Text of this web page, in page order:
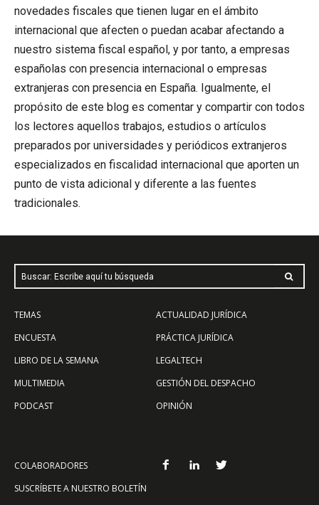
novedades fiscales que tienen lugar en el ámbito
internacional que afecten o puedan acabar afectando a
nuestro sistema fiscal español, y por tanto, a empresas
españolas con presencia internacional o empresas
extranjeras con presencia en España. Igualmente, el
propósito de este blog es comentar y compartir con todos
los lectores aquellos trabajos, estudios o artículos
preparados por universidades y periódicos extranjeros
especializados en fiscalidad internacional que aporten un
punto de vista adicional y diferente a las fuentes
tradicionales.
Buscar: Escribe aquí tu búsqueda
TEMAS
ENCUESTA
LIBRO DE LA SEMANA
MULTIMEDIA
PODCAST
ACTUALIDAD JURÍDICA
PRÁCTICA JURÍDICA
LEGALTECH
GESTIÓN DEL DESPACHO
OPINIÓN
COLABORADORES
SUSCRÍBETE A NUESTRO BOLETÍN